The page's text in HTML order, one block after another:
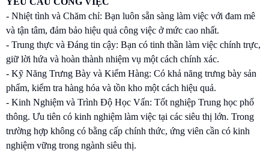
- Nhiệt tình và Chăm chỉ: Bạn luôn sẵn sàng làm việc với đam mê
và tận tâm, đảm bảo hiệu quả công việc ở mức cao nhất.
- Trung thực và Đáng tin cậy: Bạn có tinh thần làm việc chính trực,
giữ lời hứa và hoàn thành nhiệm vụ một cách chính xác.
- Kỹ Năng Trưng Bày và Kiểm Hàng: Có khả năng trưng bày sản
phẩm, kiểm tra hàng hóa và tồn kho một cách hiệu quả.
- Kinh Nghiệm và Trình Độ Học Vấn: Tốt nghiệp Trung học phổ
thông. Ưu tiên có kinh nghiệm làm việc tại các siêu thị lớn. Trong
trường hợp không có bằng cấp chính thức, ứng viên cần có kinh
nghiệm vững trong ngành siêu thị.